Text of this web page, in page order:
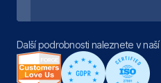
Další podrobnosti naleznete v naší